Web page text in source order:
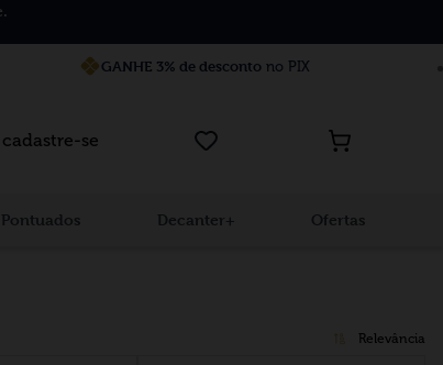
GANHE 3% de descontono PIX
se
Pontuados Decanter+ Ofertas
Relevância